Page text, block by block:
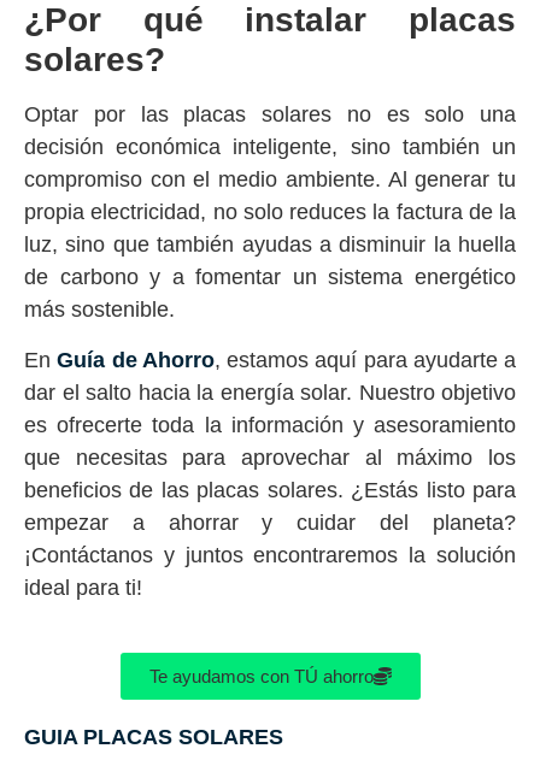
¿Por qué instalar placas
solares?
Optar por las placas solares no es solo una
decisión económica inteligente, sino también un
compromiso con el medio ambiente. Al generar tu
propia electricidad, no solo reduces la factura de la
luz, sino que también ayudas a disminuir la huella
de carbono y a fomentar un sistema energético
más sostenible.
EnGuía de Ahorro, estamos aquí para ayudarte a
dar el salto hacia la energía solar. Nuestro objetivo
es ofrecerte toda la información y asesoramiento
que necesitas para aprovechar al máximo los
beneficios de las placas solares. ¿Estás listo para
empezar a ahorrar y cuidar del planeta?
¡Contáctanos y juntos encontraremos la solución
ideal para ti!
GUIA PLACAS SOLARES
Te ayudamos con TÚ ahorro